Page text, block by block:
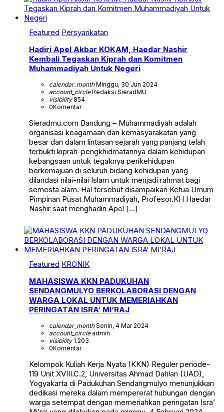
Featured Persyarikatan
Hadiri Apel Akbar KOKAM, Haedar Nashir
Kembali Tegaskan Kiprah dan Komitmen
Muhammadiyah Untuk Negeri
calendar_monthMinggu, 30 Jun 2024
account_circleRedaksi SieradMU
visibility854
0Komentar
Sieradmu.com Bandung – Muhammadiyah adalah
organisasi keagamaan dan kemasyarakatan yang
besar dan dalam lintasan sejarah yang panjang telah
terbukti kiprah-pengkhidmatannya dalam kehidupan
kebangsaan untuk tegaknya perikehidupan
berkemajuan di seluruh bidang kehidupan yang
dilandasi nilai-nilai Islam untuk menjadi rahmat bagi
semesta alam. Hal tersebut disampaikan Ketua Umum
Pimpinan Pusat Muhammadiyah, Profesor.KH Haedar
Nashir saat menghadiri Apel […]
Featured KRONIK
MAHASISWA KKN PADUKUHAN
SENDANGMULYO BERKOLABORASI DENGAN
WARGA LOKAL UNTUK MEMERIAHKAN
PERINGATAN ISRA’ MI’RAJ
calendar_monthSenin, 4 Mar 2024
account_circleadmin
visibility1.203
0Komentar
Kelompok Kuliah Kerja Nyata (KKN) Reguler periode-
119 Unit XVIII.C.2, Universitas Ahmad Dahlan (UAD),
Yogyakarta di Padukuhan Sendangmulyo menunjukkan
dedikasi mereka dalam mempererat hubungan dengan
warga setempat dengan memeriahkan peringatan Isra’